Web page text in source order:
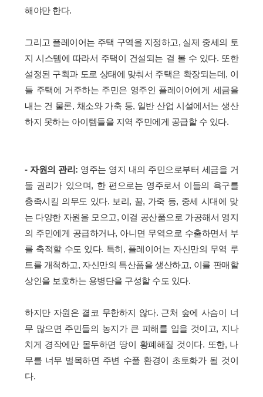
해야만 한다.
그리고 플레이어는 주택 구역을 지정하고, 실제 중세의 토
지 시스템에 따라서 주택이 건설되는 걸 볼 수 있다. 또한
설정된 구획과 도로 상태에 맞춰서 주택은 확장되는데, 이
들 주택에 거주하는 주민은 영주인 플레이어에게 세금을
내는 건 물론, 채소와 가축 등, 일반 산업 시설에서는 생산
하지 못하는 아이템들을 지역 주민에게 공급할 수 있다.
- 자원의 관리: 영주는 영지 내의 주민으로부터 세금을 거
둘 권리가 있으며, 한 편으로는 영주로서 이들의 욕구를
충족시킬 의무도 있다. 보리, 꿀, 가죽 등, 중세 시대에 맞
는 다양한 자원을 모으고, 이걸 공산품으로 가공해서 영지
의 주민에게 공급하거나, 아니면 무역으로 수출하면서 부
를 축적할 수도 있다. 특히, 플레이어는 자신만의 무역 루
트를 개척하고, 자신만의 특산품을 생산하고, 이를 판매할
상인을 보호하는 용병단을 구성할 수도 있다.
하지만 자원은 결코 무한하지 않다. 근처 숲에 사슴이 너
무 많으면 주민들의 농지가 큰 피해를 입을 것이고, 지나
치게 경작에만 몰두하면 땅이 황폐해질 것이다. 또한, 나
무를 너무 벌목하면 주변 수풀 환경이 초토화가 될 것이
다.